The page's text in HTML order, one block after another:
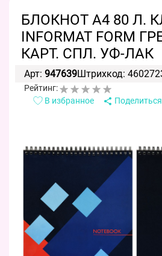
БЛОКНОТ А4 80 Л.
INFORMAT FORM
КАРТ. СПЛ. УФ-ЛАК
Арт: 947639Штрихкод:
Рейтинг:
В избранное
Поделиться